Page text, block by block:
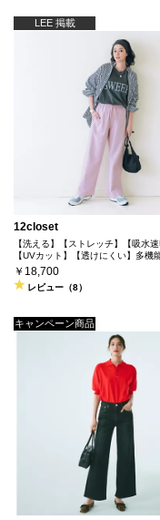
LEE 掲載
12closet
【洗える】【ストレッチ】【吸水速
【UVカット】【透けにくい】多機
ブリバディパンツ
￥18,700
レビュー（8）
キャンペーン商品